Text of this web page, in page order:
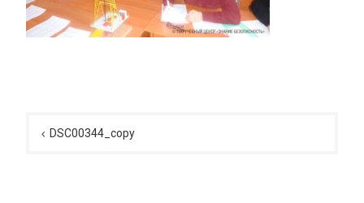
по DSC00344_copy